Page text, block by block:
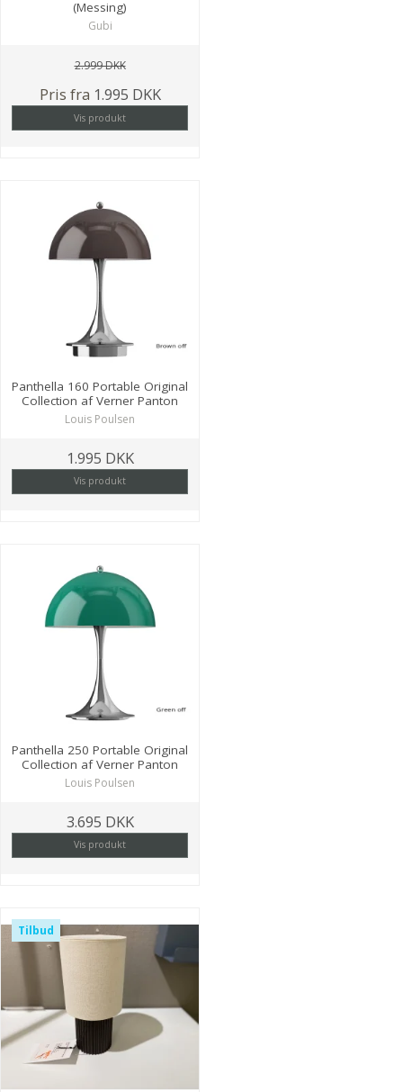
(Messing)
Gubi
2.999 DKK
Pris fra 1.995 DKK
Vis produkt
Panthella 160 Portable Original
Collection af Verner Panton
Louis Poulsen
1.995 DKK
Vis produkt
Panthella 250 Portable Original
Collection af Verner Panton
Louis Poulsen
3.695 DKK
Vis produkt
Tilbud